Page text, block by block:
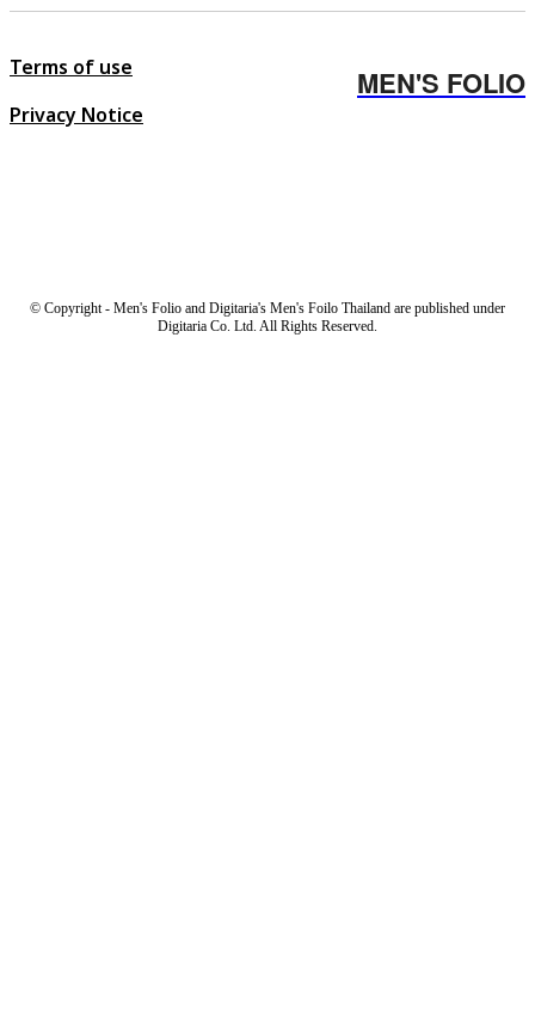
Terms of use
Privacy Notice
MEN'S FOLIO
© Copyright - Men's Folio and Digitaria's Men's Foilo Thailand are published under
Digitaria Co. Ltd. All Rights Reserved.